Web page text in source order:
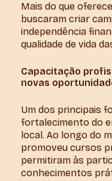
Mais do que
buscaram criar
independência
qualidade de vida
Capacitação
novas
Um dos principais
fortalecimento do
local. Ao longo do
promoveu cursos
permitiram às
conhecimentos